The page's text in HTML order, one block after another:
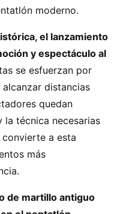
moderno.
el lanzamiento
y espectáculo al
se esfuerzan por
distancias
quedan
la técnica necesarias
a esta
más
de martillo antiguo